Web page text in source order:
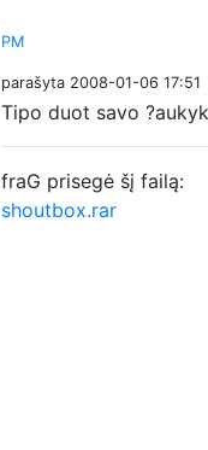
PM
parašyta 2008-01-06 17:51
Tipo duot savo
fraG prisegė šį failą:
shoutbox.rar